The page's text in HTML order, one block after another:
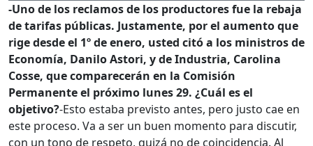
-Uno de los reclamos de los productores fue la rebaja
de tarifas públicas. Justamente, por el aumento que
rige desde el 1º de enero, usted citó a los ministros de
Economía, Danilo Astori, y de Industria, Carolina
Cosse, que comparecerán en la Comisión
Permanente el próximo lunes 29. ¿Cuál es el
objetivo?-Esto estaba previsto antes, pero justo cae en
este proceso. Va a ser un buen momento para discutir,
con un tono de respeto, quizá no de coincidencia. Al